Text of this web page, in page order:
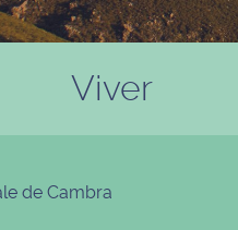
Viver
de Cambra